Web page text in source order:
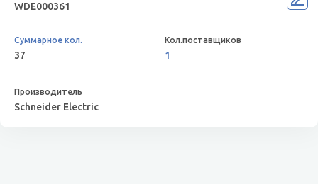
WDE000361
37 1
Schneider Electric